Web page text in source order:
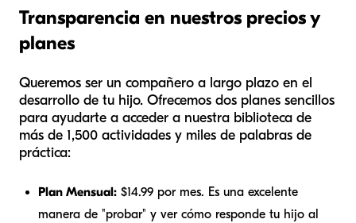
Transparencia en nuestros precios y
planes
Queremos ser un compañero a largo plazo en el
desarrollo de tu hijo. Ofrecemos dos planes sencillos
para ayudarte a acceder a nuestra biblioteca de
más de 1,500 actividades y miles de palabras de
práctica:
Plan Mensual: $14.99 por mes. Es una excelente
manera de "probar" y ver cómo responde tu hijo al